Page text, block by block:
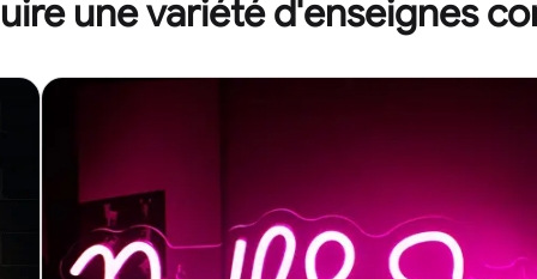
ÉTAPE 4
panneau
une variété d'enseignes